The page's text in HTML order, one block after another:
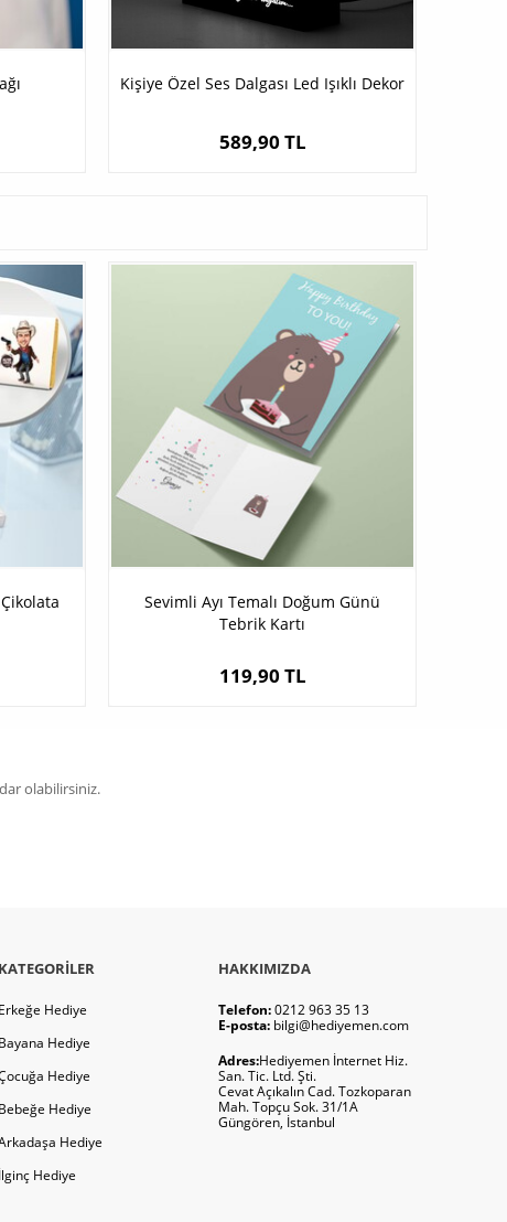
Kişiye Özel Ses Dalgası Led Işıklı Dekor
589,90 TL
Sevimli Ayı Temalı Doğum Günü
Tebrik Kartı
119,90 TL
olabilirsiniz.
KATEGORILER
Erkeğe Hediye
Bayana Hediye
Hediye
Bebeğe Hediye
Hediye
İlginç Hediye
HAKKIMIZDA
Telefon:0212 963 35 13
E-posta: bilgi@hediyemen.com
Adres:Hediyemen İnternet Hiz.
San. Tic. Ltd. Şti.
Cevat Açıkalın Cad. Tozkoparan
Mah. Topçu Sok. 31/1A
Güngören, İstanbul